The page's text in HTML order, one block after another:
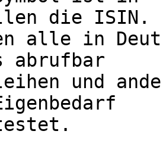
die ISIN.
alle in
abrufbar
und